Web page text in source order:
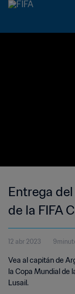
Entrega
de la FIFA
12 abr 2023
Vea al capitán de
la Copa Mundial de
Lusail.